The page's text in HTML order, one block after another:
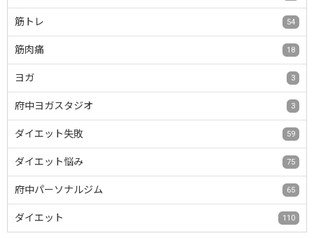
筋トレ 54
筋肉痛 18
ヨガ 3
府中ヨガスタジオ 3
ダイエット失敗 59
ダイエット悩み 75
府中パーソナルジム 65
ダイエット 110